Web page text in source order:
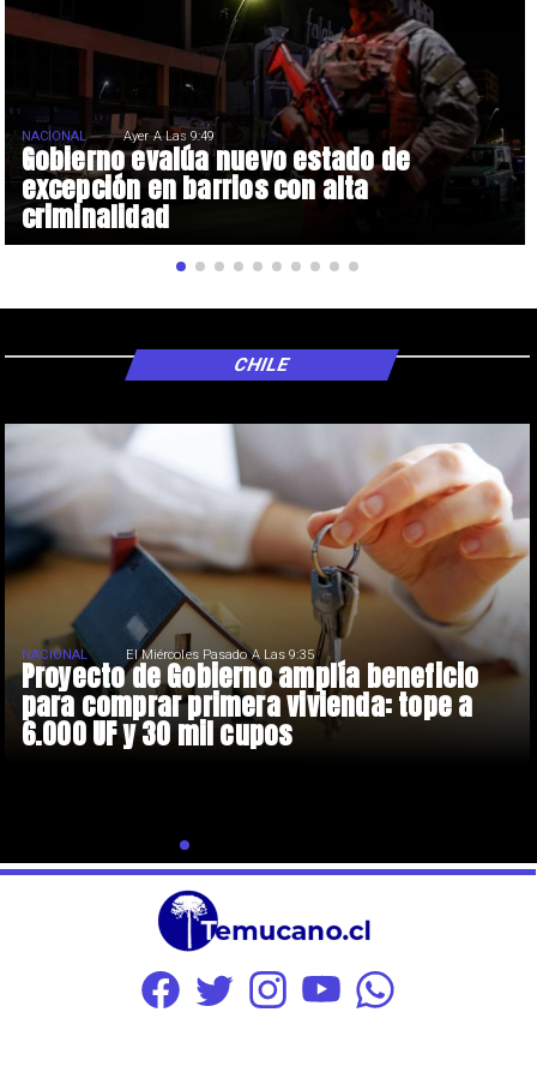
Gobierno evalúa nuevo estado de
excepción en barrios con alta
criminalidad
NACIONAL Ayer A Las 9:49
Proyecto de Gobierno amplía beneficio
para comprar primera vivienda: tope a
6.000 UF y 30 mil cupos
NACIONAL El Miércoles Pasado A Las 9:35
CHILE